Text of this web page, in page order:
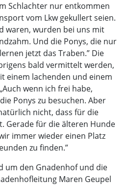
Schlachter nur entkommen
vom Lkw gekullert seien.
waren, wurden bei uns mit
Und die Ponys, die nur
jetzt das Traben.” Die
bald vermittelt werden,
einem lachenden und einem
wenn ich frei habe,
Ponys zu besuchen. Aber
nicht, dass für die
Gerade für die älteren Hunde
immer wieder einen Platz
zu finden.”
um den Gnadenhof und die
Maren Geupel